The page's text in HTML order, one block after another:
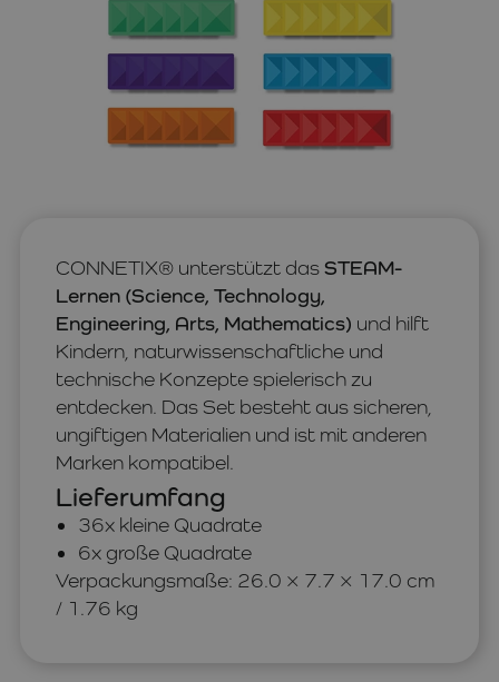
CONNETIX® unterstützt dasSTEAM-
Lernen (Science, Technology,
Engineering, Arts, Mathematics) und hilft
Kindern, naturwissenschaftliche und
technische Konzepte spielerisch zu
entdecken. Das Set besteht aus sicheren,
ungiftigen Materialien und ist mit anderen
Marken kompatibel.
Lieferumfang
36x kleine Quadrate
6x große Quadrate
Verpackungsmaße: 26.0 × 7.7 × 17.0 cm
/ 1.76 kg